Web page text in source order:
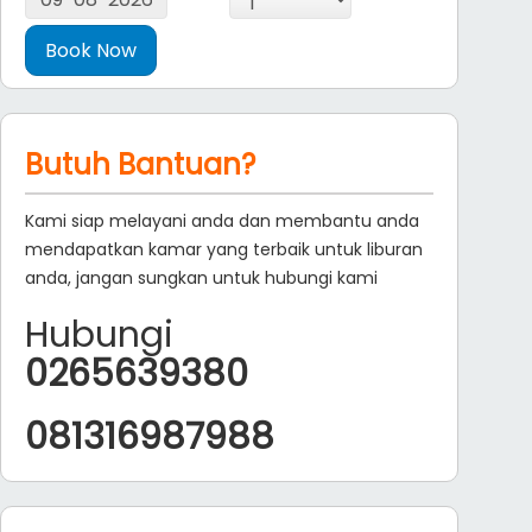
Butuh Bantuan?
Kami siap melayani anda dan membantu anda
mendapatkan kamar yang terbaik untuk liburan
anda, jangan sungkan untuk hubungi kami
Hubungi
0265639380
081316987988